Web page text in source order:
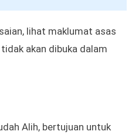
lihat maklumat asas
akan dibuka dalam
Alih, bertujuan untuk